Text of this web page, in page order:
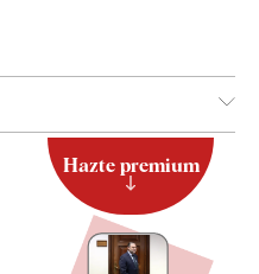
Hazte premium